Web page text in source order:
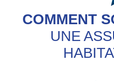
COMMENT
UNE